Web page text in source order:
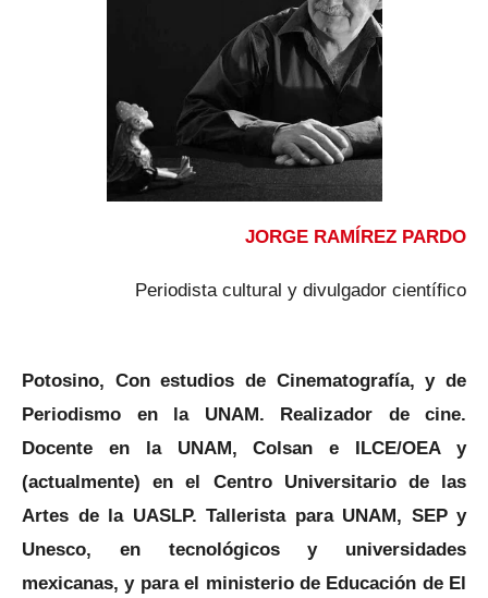
JORGE RAMÍREZ PARDO
Periodista cultural y divulgador científico
Potosino, Con estudios de Cinematografía, y de
Periodismo en la UNAM. Realizador de cine.
Docente en la UNAM, Colsan e ILCE/OEA y
(actualmente) en el Centro Universitario de las
Artes de la UASLP. Tallerista para UNAM, SEP y
Unesco, en tecnológicos y universidades
mexicanas, y para el ministerio de Educación de El